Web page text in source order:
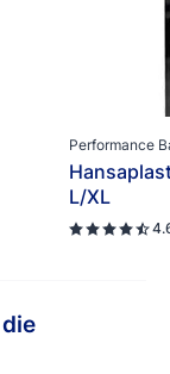
Performance
L/XL